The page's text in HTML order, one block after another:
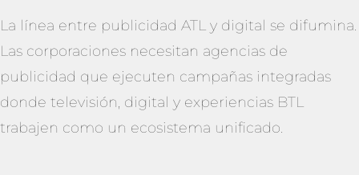
La línea entre publicidad ATL y digital se difumina.
Las corporaciones necesitan agencias de
publicidad que ejecuten campañas integradas
donde televisión, digital y experiencias BTL
trabajen como un ecosistema unificado.